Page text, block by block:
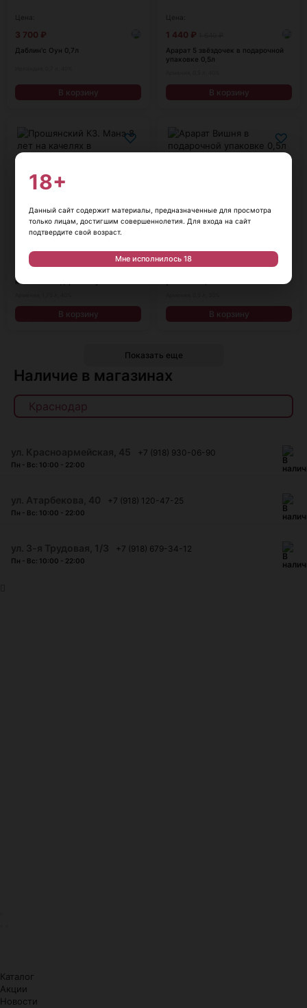
3 700 ₽
Даблин'с Оун 0,7л
В корзину
1 440 ₽
Арарат 5 звёздочек в подарочной
упаковке 0,5л
В корзину
♡
13 900
качелях в подарочной упаковке
В корзину
♡
1 790₽
В корзину
Показать еще
Наличие в магазинах
+7 (918) 930-06-90
Пн - Вс: 10:00 - 22:00
+7 (918) 120-47-25
Пн - Вс: 10:00 - 22:00
+7 (918) 679-34-12
Пн - Вс: 10:00 - 22:00
Каталог
Акции
Новости
18+
Данный сайт содержит материалы, предназначенные для просмотра
только лицам, достигшим совершеннолетия. Для входа на сайт
подтвердите свой возраст.
Мне исполнилось 18